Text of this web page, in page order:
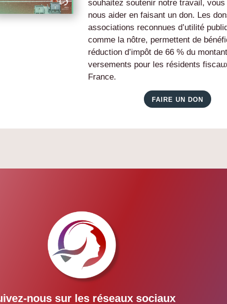
souhaitez soutenir notre travail, vous
nous aider en faisant un don. Les
associations reconnues d’utilité
comme la nôtre, permettent de
réduction d’impôt de 66 % du
versements pour les résidents
France.
FAIRE UN DON
nous sur les réseaux sociaux